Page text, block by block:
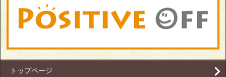
トップページ